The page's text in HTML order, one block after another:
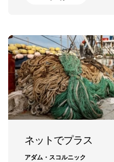
ネットでプラス
アダム・スコルニック